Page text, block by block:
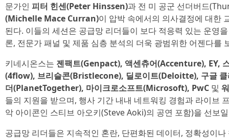
문가인 피터 힌센(Peter Hinssen)과 전 미 공군 선더버드
(Michelle Mace Curran)이 압박 속에서의 의사결정에 대한
된다. 이들의 세션은 공급망 리더들이 보다 적응력 있는 운영
론, 전문가 패널 및 제품 심층 분석의 더욱 광범위한 어젠다를
키네시온스는 젠팩트(Genpact), 액센츄어(Accenture), EY,
(4flow), 브리슬콘(Bristlecone), 딜로이트(Deloitte), 구글
더(PlanetTogether), 마이크로소프트(Microsoft), PwC 및
들의 지원을 받으며, 행사 기간 내내 네트워킹 경험과 라이브
악 아이콘인 스티브 아오키(Steve Aoki)의 공연 포함)을 선보
공급망 리더들은 지속적인 혼란, 단편화된 데이터, 정확성이